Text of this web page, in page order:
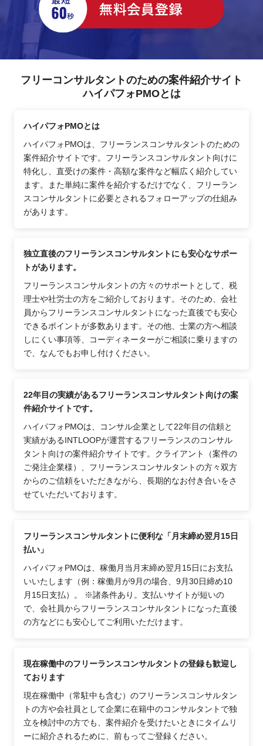
フリーコンサルタントのための案件紹介サイト
ハイパフォPMOとは
ハイパフォPMOとは
ハイパフォPMOは、フリーランスコンサルタントのための
案件紹介サイトです。フリーランスコンサルタント向けに
特化し、直受けの案件・高額な案件など幅広く紹介してい
ます。また単純に案件を紹介するだけでなく、フリーラン
スコンサルタントに必要とされるフォローアップの仕組み
があります。
独立直後のフリーランスコンサルタントにも安心なサポー
トがあります。
フリーランスコンサルタントの方々のサポートとして、税
理士や社労士の方をご紹介しております。そのため、会社
員からフリーランスコンサルタントになった直後でも安心
できるポイントが多数あります。その他、士業の方へ相談
しにくい事項等、コーディネーターがご相談に乗りますの
で、なんでもお申し付けください。
22年目の実績があるフリーランスコンサルタント向けの案
件紹介サイトです。
ハイパフォPMOは、コンサル企業として22年目の信頼と
実績があるINTLOOPが運営するフリーランスのコンサル
タント向けの案件紹介サイトです。クライアント（案件の
ご発注企業様）、フリーランスコンサルタントの方々双方
からのご信頼をいただきながら、長期的なお付き合いをさ
せていただいております。
フリーランスコンサルタントに便利な「月末締め翌月15日
払い」
ハイパフォPMOは、稼働月当月末締め翌月15日にお支払
いいたします（例：稼働月が9月の場合、9月30日締め10
月15日支払）。 ※諸条件あり。支払いサイトが短いの
で、会社員からフリーランスコンサルタントになった直後
の方などにも安心してご利用いただけます。
現在稼働中のフリーランスコンサルタントの登録も歓迎し
ております
現在稼働中（常駐中も含む）のフリーランスコンサルタン
トの方や会社員として企業に在籍中のコンサルタントで独
立を検討中の方でも、案件紹介を受けたいときにタイムリ
ーに紹介されるために、前もってご登録ください。